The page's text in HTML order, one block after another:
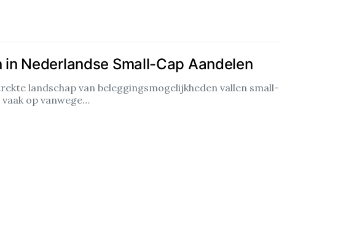
in Nederlandse Small-Cap Aandelen
landschap van beleggingsmogelijkheden vallen small-
op vanwege…